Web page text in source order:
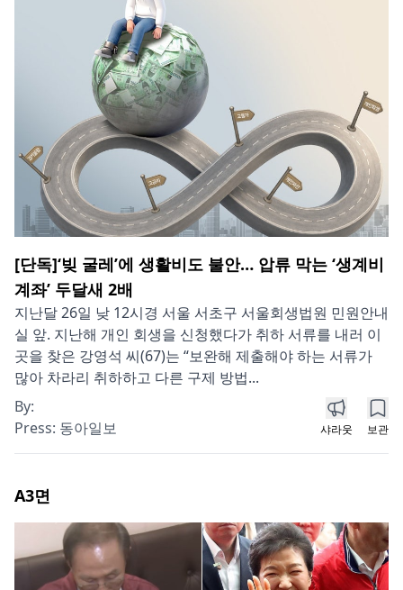
[단독]‘빚 굴레’에 생활비도 불안… 압류 막는 ‘생계비
계좌’ 두달새 2배
지난달 26일 낮 12시경 서울 서초구 서울회생법원 민원안내
실 앞. 지난해 개인 회생을 신청했다가 취하 서류를 내러 이
곳을 찾은 강영석 씨(67)는 “보완해 제출해야 하는 서류가
많아 차라리 취하하고 다른 구제 방법...
By:
Press: 동아일보 샤라웃 보관
A3면